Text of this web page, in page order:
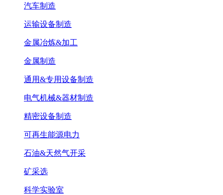
汽车制造
运输设备制造
金属冶炼&加工
金属制造
通用&专用设备制造
电气机械&器材制造
精密设备制造
可再生能源电力
石油&天然气开采
矿采选
科学实验室